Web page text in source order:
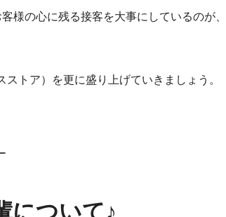
様の心に残る接客を大事にしているのが
トア）を更に盛り上げていきましょう。
について♪